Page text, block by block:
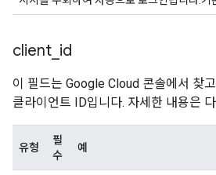
client id
이 필드는 Google Cloud 콘솔에서 찾
클라이언트 ID입니다. 자세한 내용은
유형
필
수
예